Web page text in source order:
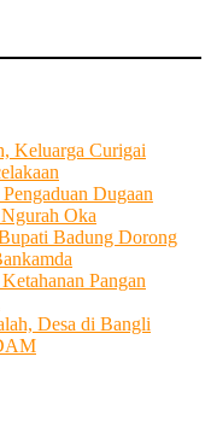
Keluarga Curigai
Dugaan
Oka
Badung Dorong
Pangan
Desa di Bangli